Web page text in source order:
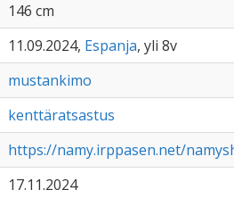
146 cm
11.09.2024, Espanja, yli 8v
mustankimo
kenttäratsastus
https://namy.irppasen.net/
17.11.2024